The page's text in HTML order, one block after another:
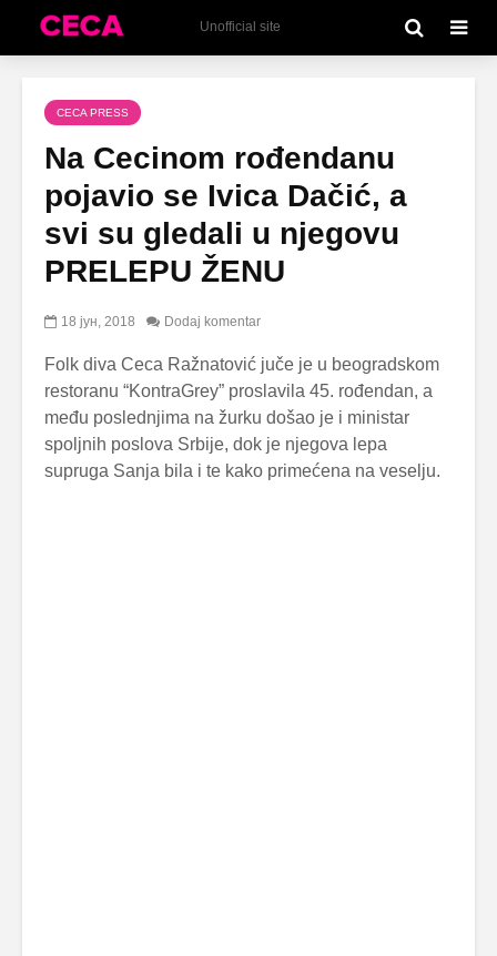
Unofficial site
CECA PRESS
Na Cecinom rođendanu
pojavio se Ivica Dačić, a
svi su gledali u njegovu
PRELEPU ŽENU
18 јун, 2018 Dodaj komentar
Folk diva Ceca Ražnatović juče je u beogradskom
restoranu “KontraGrey” proslavila 45. rođendan, a
među poslednjima na žurku došao je i ministar
spoljnih poslova Srbije, dok je njegova lepa
supruga Sanja bila i te kako primećena na veselju.